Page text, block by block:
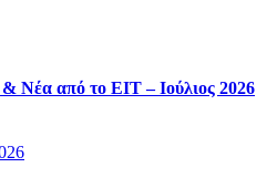
& Νέα από το EIT – Iούλιος 2026